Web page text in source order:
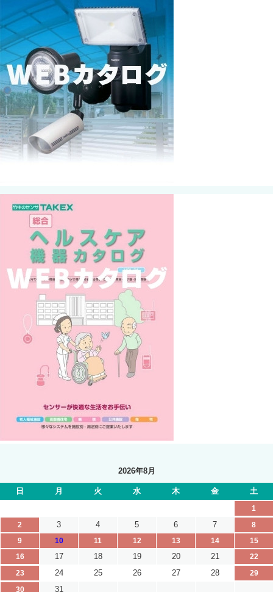
2026年8月
日 月 火 水 木 金 土
1
2
3 4 5 6 7
8
9
10 11 12 13 14
15
16
17 18 19 20 21
22
23
24 25 26 27 28
29
30
31